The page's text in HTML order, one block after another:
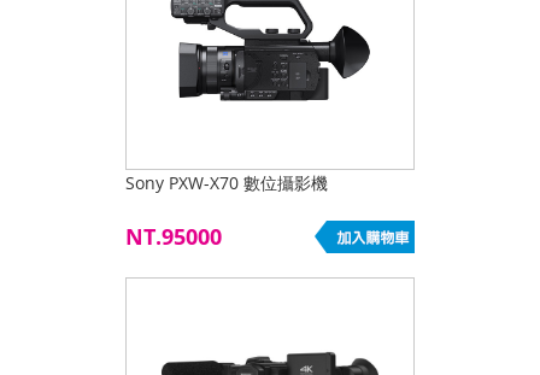
Sony PXW-X70 數位攝影機
NT.95000